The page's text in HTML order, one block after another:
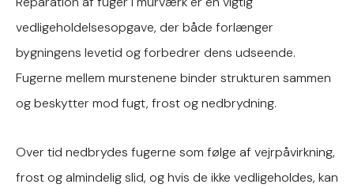
vedligeholdelsesopgave, der både forlænger
bygningens levetid og forbedrer dens udseende.
Fugerne mellem murstenene binder strukturen sammen
og beskytter mod fugt, frost og nedbrydning.
Over tid nedbrydes fugerne som følge af vejrpåvirkning,
frost og almindelig slid, og hvis de ikke vedligeholdes, kan